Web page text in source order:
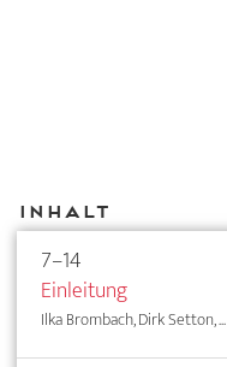
Inhalt
7–14
Einleitung
Ilka Brombach, Dirk Setton, ...